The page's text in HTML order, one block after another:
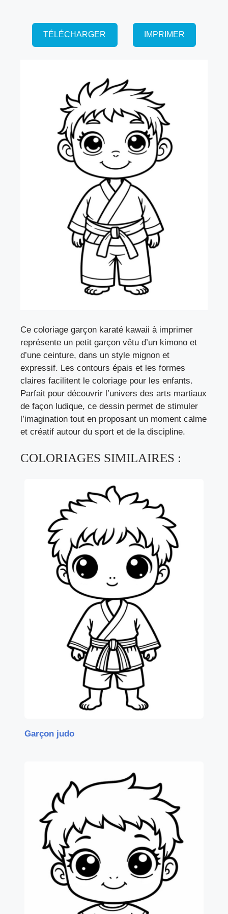
TÉLÉCHARGER IMPRIMER
Ce coloriage garçon karaté kawaii à imprimer
représente un petit garçon vêtu d’un kimono et
d’une ceinture, dans un style mignon et
expressif. Les contours épais et les formes
claires facilitent le coloriage pour les enfants.
Parfait pour découvrir l’univers des arts martiaux
de façon ludique, ce dessin permet de stimuler
l’imagination tout en proposant un moment calme
et créatif autour du sport et de la discipline.
COLORIAGES SIMILAIRES :
Garçon judo